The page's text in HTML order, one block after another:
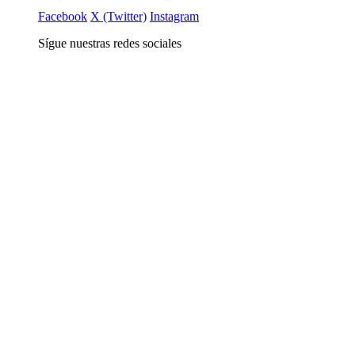
Facebook X (Twitter) Instagram
Sígue nuestras redes sociales